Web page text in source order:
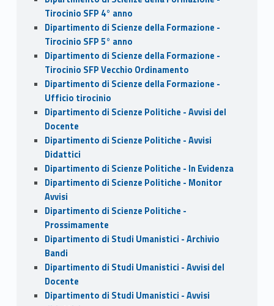
Tirocinio SFP 4° anno
Dipartimento di Scienze della Formazione -
Tirocinio SFP 5° anno
Dipartimento di Scienze della Formazione -
Tirocinio SFP Vecchio Ordinamento
Dipartimento di Scienze della Formazione -
Ufficio tirocinio
Dipartimento di Scienze Politiche - Avvisi del
Docente
Dipartimento di Scienze Politiche - Avvisi
Didattici
Dipartimento di Scienze Politiche - In Evidenza
Dipartimento di Scienze Politiche - Monitor
Avvisi
Dipartimento di Scienze Politiche -
Prossimamente
Dipartimento di Studi Umanistici - Archivio
Bandi
Dipartimento di Studi Umanistici - Avvisi del
Docente
Dipartimento di Studi Umanistici - Avvisi